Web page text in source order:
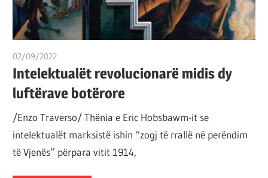
02/09/2022
Intelektualët revolucionarë midis dy
luftërave botërore
/Enzo Traverso/ Thënia e Eric Hobsbawm-it se
intelektualët marksistë ishin “zogj të rrallë në perëndim
të Vjenës” përpara vitit 1914,